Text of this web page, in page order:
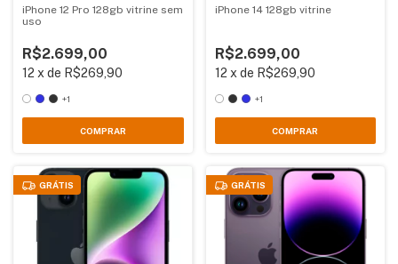
iPhone 12 Pro 128gb vitrine sem
uso
R$2.699,00
12 xde R$269,90
+1
COMPRAR
iPhone 14 128gb vitrine
R$2.699,00
12 xde R$269,90
+1
COMPRAR
GRÁTIS GRÁTIS